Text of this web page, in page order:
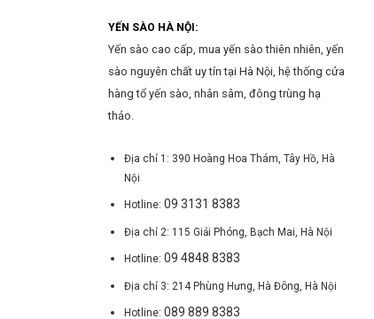
nay
YẾN SÀO HÀ NỘI:
Yến sào cao cấp, mua yến sào thiên nhiên, yến
sào nguyên chất uy tín tại Hà Nội, hệ thống cửa
hàng tổ yến sào, nhân sâm, đông trùng hạ
thảo.
Địa chỉ 1: 390 Hoàng Hoa Thám, Tây Hồ, Hà
Nội
Hotline:09 3131 8383
Địa chỉ 2: 115 Giải Phóng, Bạch Mai, Hà Nội
Hotline:09 4848 8383
Địa chỉ 3: 214 Phùng Hưng, Hà Đông, Hà Nội
Hotline:089 889 8383